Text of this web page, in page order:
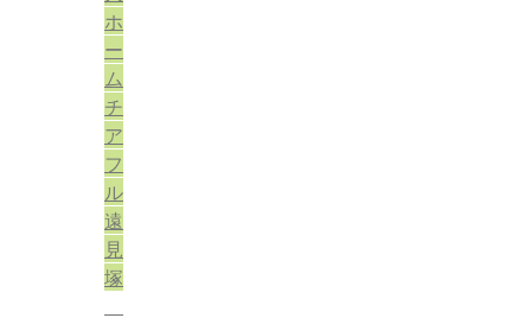
ホ
ー
ム
チ
ア
フ
ル
遠
見
塚